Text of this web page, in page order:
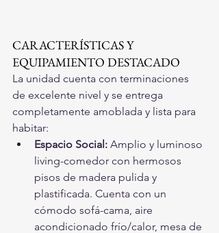
CARACTERÍSTICAS Y
EQUIPAMIENTO DESTACADO
La unidad cuenta con terminaciones
de excelente nivel y se entrega
completamente amoblada y lista para
habitar:
Espacio Social: Amplio y luminoso
living-comedor con hermosos
pisos de madera pulida y
plastificada. Cuenta con un
cómodo sofá-cama, aire
acondicionado frío/calor, mesa de